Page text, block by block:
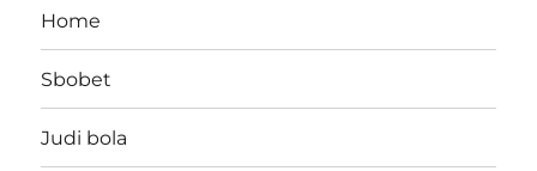
Home
Sbobet
Judi bola